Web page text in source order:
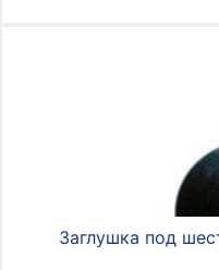
Заглушка под